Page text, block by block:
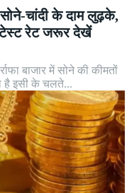
चांदी के दाम लुढ़के,
रेट जरूर देखें
बाजार में सोने की कीमतों
है इसी के चलते...